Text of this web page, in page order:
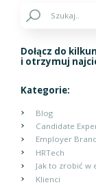
Dołącz do
i otrzymuj
Kategorie:
Blog
Candidate
Employer
HRTech
Jak to zrobić w
Klienci